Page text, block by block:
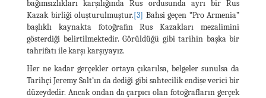
bağımsızlıkları karşılığında Rus ordusunda ayrı bir Rus
Kazak birliği oluşturulmuştur.[3] Bahsi geçen “Pro Armenia”
başlıklı kaynakta fotoğrafın Rus Kazakları mezalimini
gösterdiği belirtilmektedir. Görüldüğü gibi tarihin başka bir
tahrifatı ile karşı karşıyayız.
Her ne kadar gerçekler ortaya çıkarılsa, belgeler sunulsa da
Tarihçi Jeremy Salt’ın da dediği gibi sahtecilik endişe verici bir
düzeydedir. Ancak ondan da çarpıcı olan fotoğrafların gerçek